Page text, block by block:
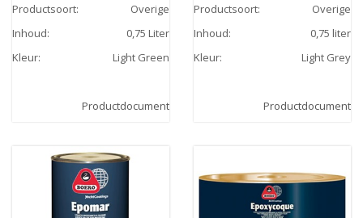
Productsoort:
Overige
Inhoud:
0,75 Liter
Kleur: Light Green
Productdocument
Productsoort:
Overige
Inhoud:
0,75 liter
Kleur: Light Grey
Productdocument